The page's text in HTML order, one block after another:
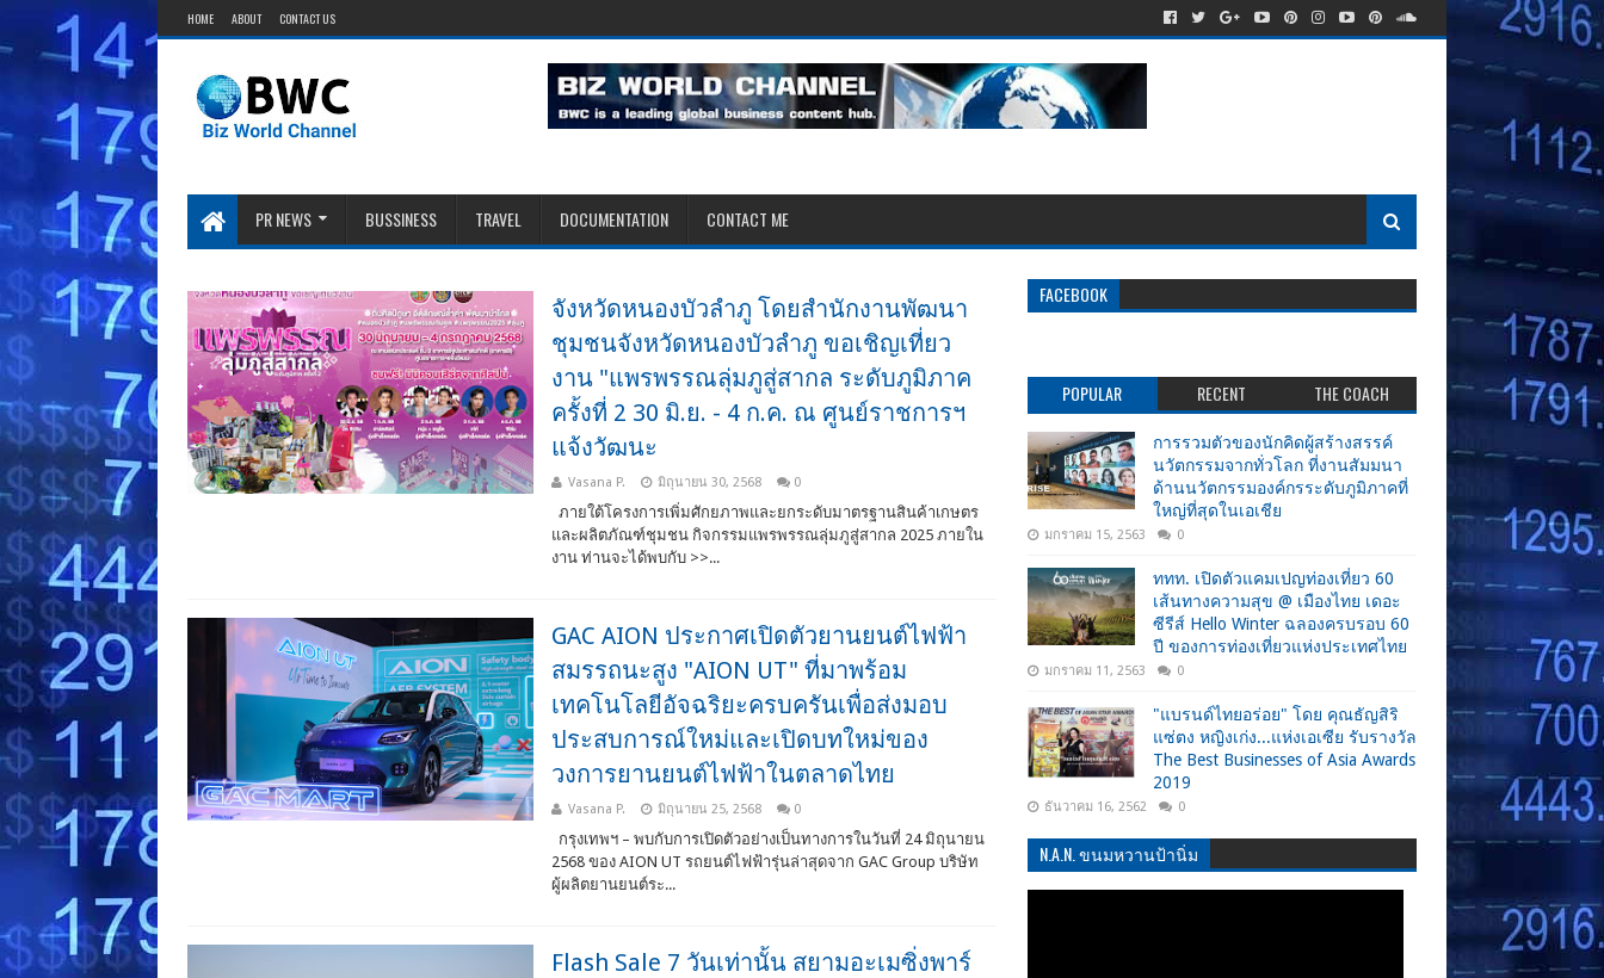
HOME ABOUT CONTACT US
PR NEWS BUSSINESS TRAVEL DOCUMENTATION CONTACT ME
จังหวัดหนองบัวลำภู โดยสำนักงานพัฒนา
ชุมชนจังหวัดหนองบัวลำภู ขอเชิญเที่ยว
งาน "แพรพรรณลุ่มภูสู่สากล ระดับภูมิภาค
ครั้งที่ 2 30 มิ.ย. - 4 ก.ค. ณ ศูนย์ราชการฯ
แจ้งวัฒนะ
Vasana P. มิถุนายน 30, 2568 0
ภายใต้โครงการเพิ่มศักยภาพและยกระดับมาตรฐานสินค้าเกษตร
และผลิตภัณฑ์ชุมชน กิจกรรมแพรพรรณลุ่มภูสู่สากล 2025 ภายใน
งาน ท่านจะได้พบกับ >>...
GAC AION ประกาศเปิดตัวยานยนต์ไฟฟ้า
สมรรถนะสูง "AION UT" ที่มาพร้อม
เทคโนโลยีอัจฉริยะครบครันเพื่อส่งมอบ
ประสบการณ์ใหม่และเปิดบทใหม่ของ
วงการยานยนต์ไฟฟ้าในตลาดไทย
Vasana P. มิถุนายน 25, 2568 0
กรุงเทพฯ – พบกับการเปิดตัวอย่างเป็นทางการในวันที่ 24 มิถุนายน
2568 ของ AION UT รถยนต์ไฟฟ้ารุ่นล่าสุดจาก GAC Group บริษัท
ผู้ผลิตยานยนต์ระ...
Flash Sale 7 วันเท่านั้น สยามอะเมซิ่งพาร์
FACEBOOK
POPULAR RECENT THE COACH
การรวมตัวของนักคิดผู้สร้างสรรค์
นวัตกรรมจากทั่วโลก ที่งานสัมมนา
ด้านนวัตกรรมองค์กรระดับภูมิภาคที่
ใหญ่ที่สุดในเอเชีย
มกราคม 15, 2563 0
ททท. เปิดตัวแคมเปญท่องเที่ยว 60
เส้นทางความสุข @ เมืองไทย เดอะ
ซีรีส์ Hello Winter ฉลองครบรอบ 60
ปี ของการท่องเที่ยวแห่งประเทศไทย
มกราคม 11, 2563 0
"แบรนด์ไทยอร่อย" โดย คุณธัญสิริ
แซ่ตง หญิงเก่ง...แห่งเอเซีย รับรางวัล
The Best Businesses of Asia Awards
2019
ธันวาคม 16, 2562 0
N.A.N. ขนมหวานป้านิ่ม